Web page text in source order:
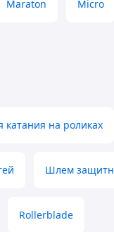
Maraton Micro
катания на роликах
Шлем
Rollerblade